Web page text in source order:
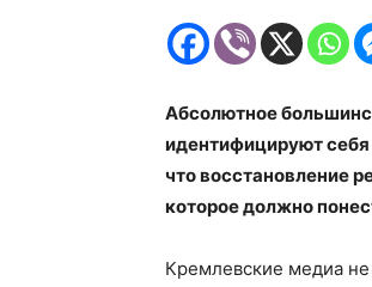
Абсолютное
идентифицируют
что восстановление
которое должно
Кремлевские медиа не